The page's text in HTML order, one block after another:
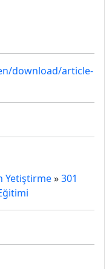
download/article-
Yetiştirme»301